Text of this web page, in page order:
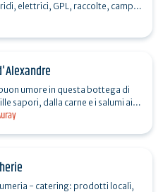
elettrici, GPL, raccolte, camper
m) e 2 ruote. Aperto dal
umore in questa bottega di
sapori, dalla carne e i salumi ai
Alexandre vi invita
- catering: prodotti locali,